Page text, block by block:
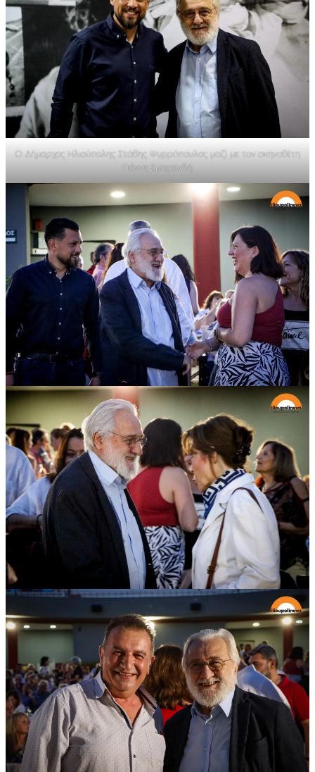
Ο Δήμαρχος Ηλιούπολης Στάθης Ψυρρόπουλος μαζί με τον σκηνοθέτη
Γιάννη Σμαραγδή.